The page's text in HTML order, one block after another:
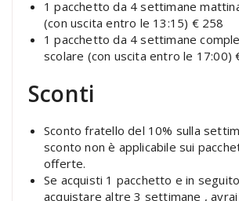
1 pacchetto da 4 settimane
(con uscita entro le 13:15) € 258
1 pacchetto da 4 settimane
scolare (con uscita entro le 17:00)
Sconti
Sconto fratello del 10% sulla
sconto non è applicabile sui
offerte.
Se acquisti 1 pacchetto e in
acquistare altre 3 settimane ,